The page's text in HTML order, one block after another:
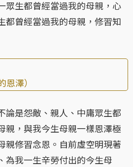
眾生都曾經當過我的母親，心
都曾經當過我的母親，修習知
澤）
是怨敵、親人、中庸眾生都
親，與我今生母親一樣恩澤極
親修習念恩。自前虛空明現著
為我一生辛勞付出的今生母